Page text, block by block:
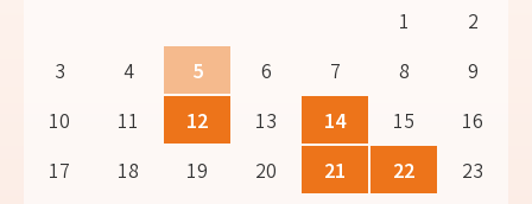
1
2
3
4 5 6 7 8
9
10
11 12 13 14 15
16
17
18 19 20 21 22
23